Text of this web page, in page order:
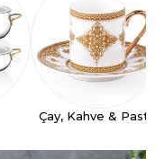
Çay, Kahve &